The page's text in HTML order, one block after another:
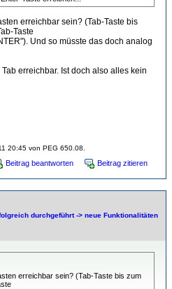
erreichbar sein? (Tab-Taste bis
Taste
Und so müsste das doch analog
erreichbar. Ist doch also alles kein
20:45 von PEG 650.08.
Beitrag beantworten Beitrag zitieren
durchgeführt -> neue Funktionalitäten
erreichbar sein? (Tab-Taste bis zum